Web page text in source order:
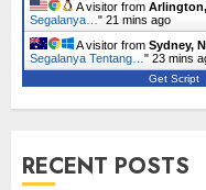
A visitor from
Segalanya… " 21 mins ago
A visitor from Sydney,
Segalanya Tentang… " 23 mins
Get Script
RECENT POSTS